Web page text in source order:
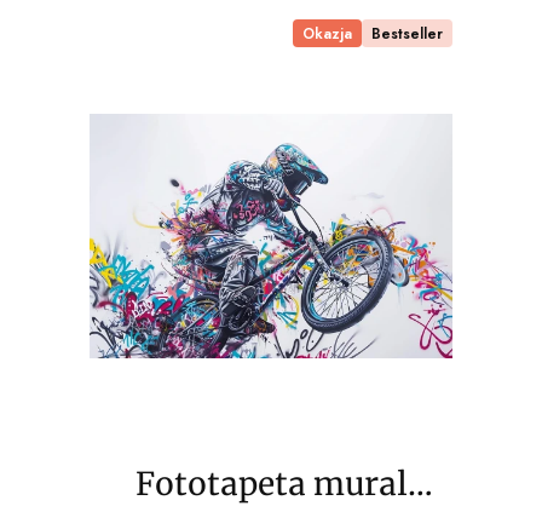
Okazja Bestseller
Fototapeta mural